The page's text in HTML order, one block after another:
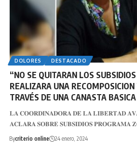
DOLORES DESTACADO
“NO SE QUITARAN LOS
REALIZARA UNA
TRAVÉS DE UNA CANASTA
𝐋𝐀 𝐂𝐎𝐎𝐑𝐃𝐈𝐍𝐀𝐃𝐎𝐑𝐀 𝐃𝐄 𝐋𝐀 𝐋𝐈𝐁𝐄𝐑𝐓𝐀𝐃
𝐀𝐂𝐋𝐀𝐑𝐀 𝐒𝐎𝐁𝐑𝐄 𝐒𝐔𝐁𝐒𝐈𝐃𝐈𝐎𝐒 𝐏𝐑𝐎𝐆𝐑𝐀𝐌𝐀
Bycriterio online 24 enero, 2024